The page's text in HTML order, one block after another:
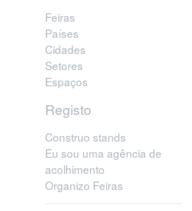
Feiras
Países
Cidades
Setores
Espaços
Registo
Construo stands
Eu sou uma agência de
acolhimento
Organizo Feiras